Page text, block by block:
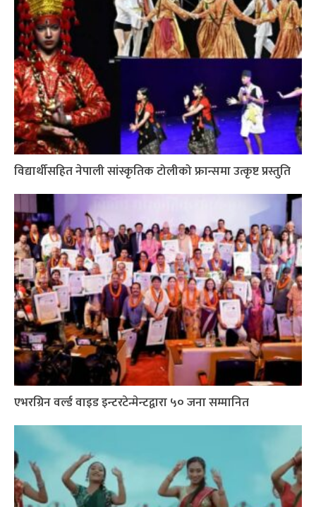
विद्यार्थीसहित नेपाली सांस्कृतिक टोलीको फ्रान्समा उत्कृष्ट प्रस्तुति
एभरग्रिन वर्ल्ड वाइड इन्टरटेन्मेन्टद्वारा ५० जना सम्मानित